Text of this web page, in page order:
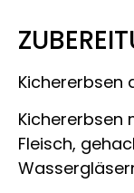
Kichererbsen
Kichererbsen
Fleisch,